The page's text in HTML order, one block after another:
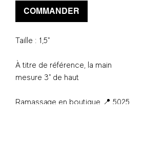
COMMANDER
Taille : 1,5"
À titre de référence, la main
mesure 3" de haut
Ramassage en boutique 📍 5025